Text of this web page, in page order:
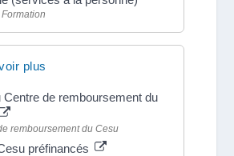
plus
Centre de remboursement du
remboursement du Cesu
préfinancés